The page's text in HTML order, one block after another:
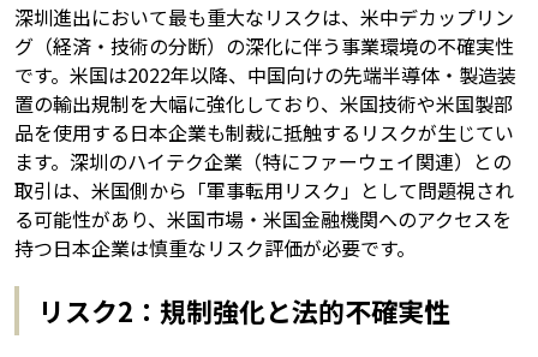
深圳進出において最も重大なリスクは、米中デカップリン
グ（経済・技術の分断）の深化に伴う事業環境の不確実性
です。米国は2022年以降、中国向けの先端半導体・製造装
置の輸出規制を大幅に強化しており、米国技術や米国製部
品を使用する日本企業も制裁に抵触するリスクが生じてい
ます。深圳のハイテク企業（特にファーウェイ関連）との
取引は、米国側から「軍事転用リスク」として問題視され
る可能性があり、米国市場・米国金融機関へのアクセスを
持つ日本企業は慎重なリスク評価が必要です。
リスク2：規制強化と法的不確実性